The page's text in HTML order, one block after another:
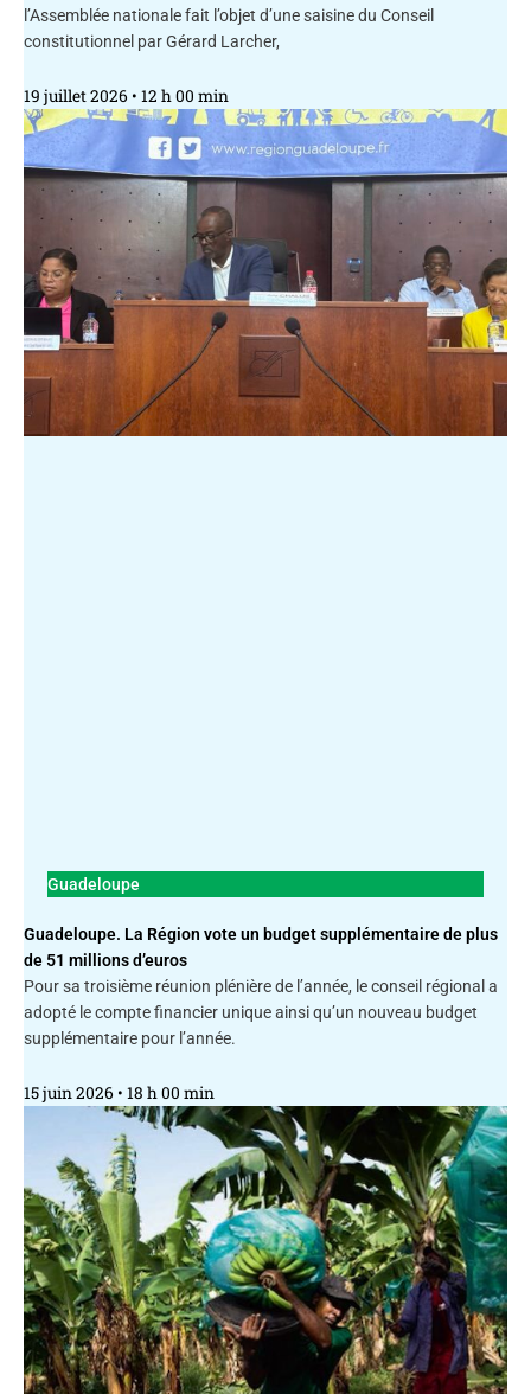
l’Assemblée nationale fait l’objet d’une saisine du Conseil
constitutionnel par Gérard Larcher,
19 juillet 2026 12 h 00 min
Guadeloupe
Guadeloupe. La Région vote un budget supplémentaire de plus
de 51 millions d’euros
Pour sa troisième réunion plénière de l’année, le conseil régional a
adopté le compte financier unique ainsi qu’un nouveau budget
supplémentaire pour l’année.
15 juin 2026 18 h 00 min